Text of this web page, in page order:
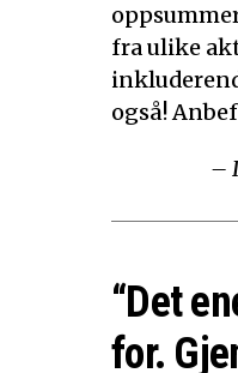
fra ulike
også!
–
“Det
for.